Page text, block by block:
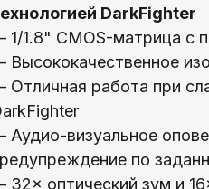
DarkFighter
1/1.8" CMOS-матрица с
Высококачественное
Отличная работа при
Аудио-визуальное
по
32× оптический зум и